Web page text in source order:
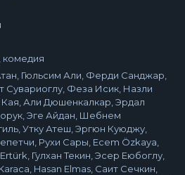
комедия
Гюльсим Али, Ферди Санджар,
Сувариоглу, Феза Исик, Назли
Али Дюшенкалкар, Эрдал
Эге Айдан, Шебнем
Утку Атеш, Эргюн Куюджу,
Рухи Сары, Ecem Özkaya,
Гулхан Текин, Эсер Еюбоглу,
Hasan Elmas, Саит Сечкин,